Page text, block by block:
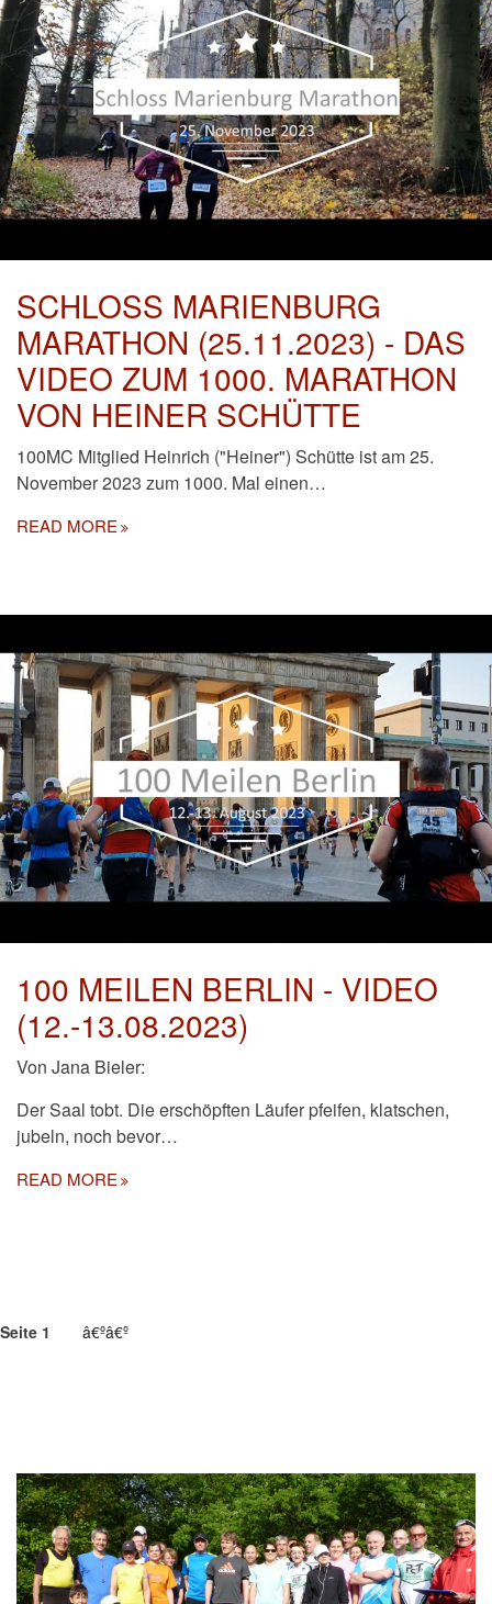
SCHLOSS MARIENBURG
MARATHON (25.11.2023) - DAS
VIDEO ZUM 1000. MARATHON
VON HEINER SCHÜTTE
100MC Mitglied Heinrich ("Heiner") Schütte ist am 25.
November 2023 zum 1000. Mal einen…
READ MORE
100 MEILEN BERLIN - VIDEO
(12.-13.08.2023)
Von Jana Bieler:
Der Saal tobt. Die erschöpften Läufer pfeifen, klatschen,
jubeln, noch bevor…
READ MORE
SEITENNUMMERIERUNG
Seite 1 Nächste
â€ºâ€º